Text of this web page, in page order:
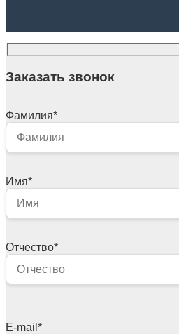
Заказать звонок
Фамилия*
Имя*
Отчество*
E-mail *